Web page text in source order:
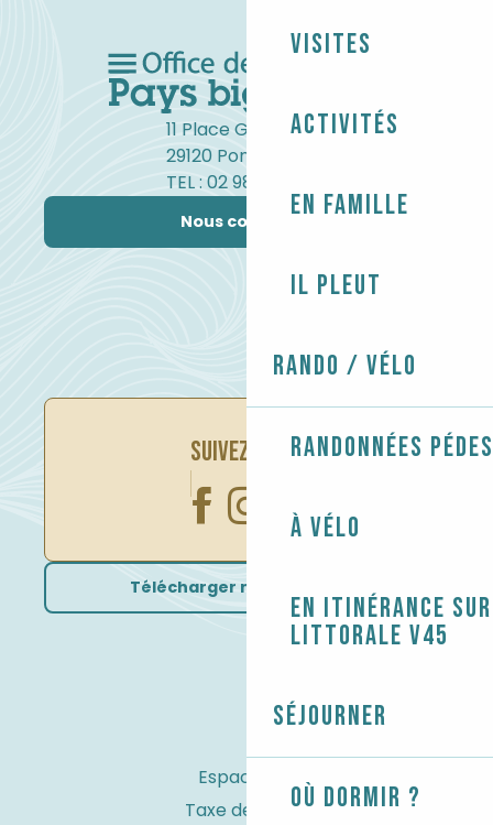
Visites
Activités
En famille
Il pleut
Rando / Vélo
Randonnées
À vélo
En itinérance
littorale V45
Séjourner
Où dormir ?
11 Place Gambetta
29120 Pont-l'Abbé
TEL : 02 98 82 37 99
Nous contacter
SUIVEZ-NOUS
Télécharger nos brochures
Espace Pro
Taxe de séjour